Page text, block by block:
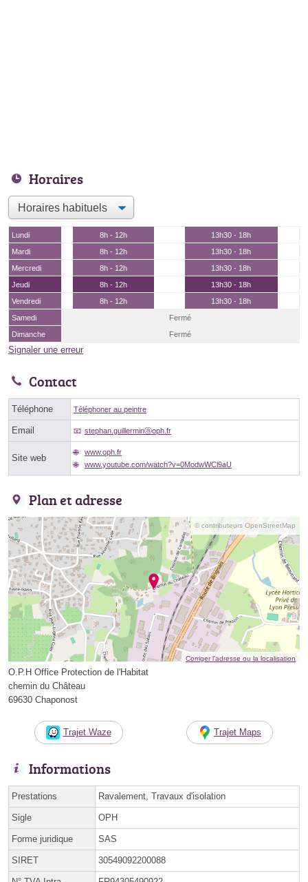
Horaires
Lundi 8h - 12h
13h30 - 18h
Mardi
8h - 12h
13h30 - 18h
Mercredi
8h - 12h
13h30 - 18h
Jeudi
8h - 12h
13h30 - 18h
Vendredi
8h - 12h
13h30 - 18h
Samedi
Fermé
Dimanche
Fermé
Signaler une erreur
Contact
Téléphone Téléphoner au peintre
Email stephan.guillerminⓐoph.fr
Site web
www.oph.fr
www.youtube.com/watch?v=0ModwWCl9aU
Plan et adresse
© contributeurs OpenStreetMap
Corriger l’adresse ou la localisation
O.P.H Office Protection de l'Habitat
chemin du Château
69630 Chaponost
Trajet Waze Trajet Maps
Informations
Prestations Ravalement, Travaux d'isolation
Sigle OPH
Forme juridique SAS
SIRET 30549092200088